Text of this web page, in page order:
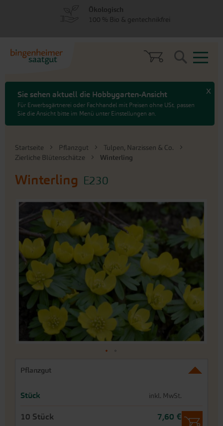
Sie sehen aktuell die Hobbygarten-Ansicht
Für Erwerbsgärtnerei oder Fachhandel mit Preisen ohne USt. passen
Sie die Ansicht bitte im Menü unter Einstellungen an.
x
Search
Startseite Pflanzgut
Tulpen, Narzissen & Co.
Zierliche Blütenschätze
Winterling
Winterling E230
Pflanzgut
Stück inkl. MwSt.
10 Stück 7,60 €
An
Ende
der
Bildergalerie
springen
den
der
springen
Ökologisch
100 % Bio & gentechnikfrei